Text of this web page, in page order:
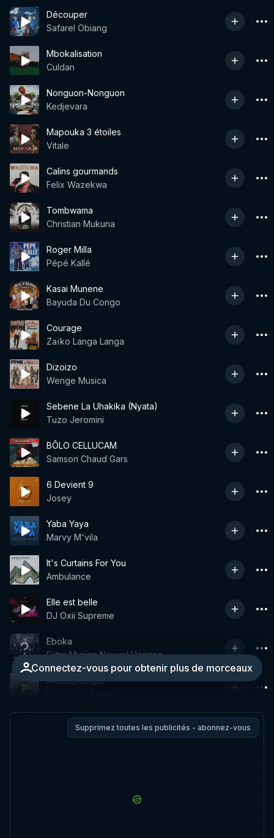
Découper
Safarel Obiang
Mbokalisation
Culdan
Nonguon-Nonguon
Kedjevara
Mapouka 3 étoiles
Vitale
Calins gourmands
Felix Wazekwa
Tombwama
Christian Mukuna
Roger Milla
Pépé Kallé
Kasai Munene
Bayuda Du Congo
Courage
Zaïko Langa Langa
Dizoizo
Wenge Musica
Sebene La Uhakika (Nyata)
Tuzo Jeromini
BÔLO CELLUCAM
Samson Chaud Gars
6 Devient 9
Josey
Yaba Yaya
Marvy M'vila
It's Curtains For You
Ambulance
Elle est belle
DJ Oxii Supreme
Connectez-vous pour obtenir plus de morceaux
Eboka
Extra Musica Nouvel Horizon
Anthropologie
Supprimez toutes les publicités - abonnez-vous